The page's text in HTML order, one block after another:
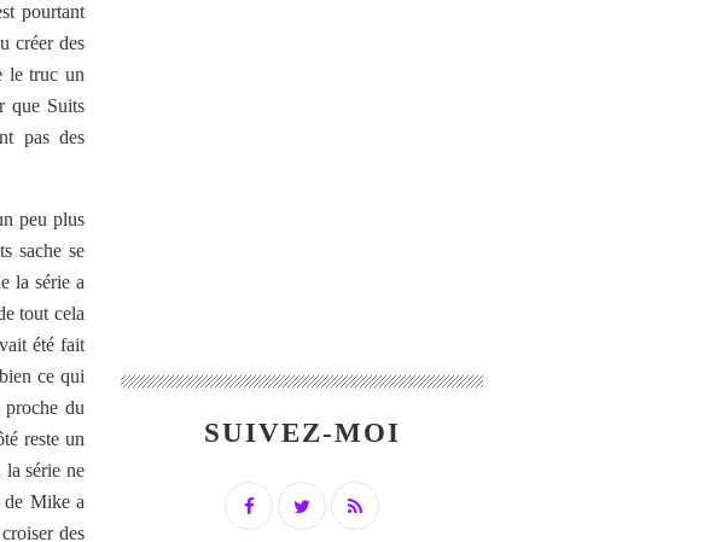
pourtant
créer des
le truc un
que Suits
pas des
peu plus
sache se
la série a
tout cela
été fait
ce qui
du
reste un
la série ne
de Mike a
des
SUIVEZ-MOI